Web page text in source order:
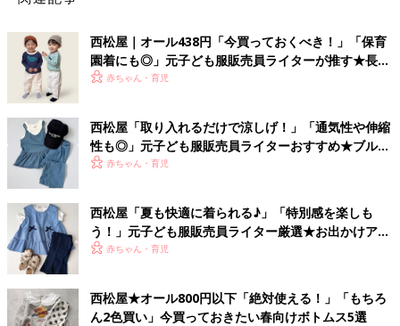
西松屋｜オール438円「今買っておくべき！」「保育
園着にも◎」元子ども服販売員ライターが推す★長袖
Tシャツ5選
赤ちゃん・育児
西松屋「取り入れるだけで涼しげ！」「通気性や伸縮
性も◎」元子ども服販売員ライターおすすめ★ブルー
アイテム5選
赤ちゃん・育児
西松屋「夏も快適に着られる♪」「特別感を楽しも
う！」元子ども服販売員ライター厳選★お出かけアイ
テム5選
赤ちゃん・育児
西松屋★オール800円以下「絶対使える！」「もちろ
ん2色買い」今買っておきたい春向けボトムス5選